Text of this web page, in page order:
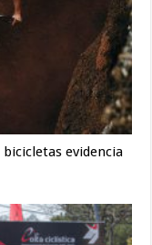
evidencia